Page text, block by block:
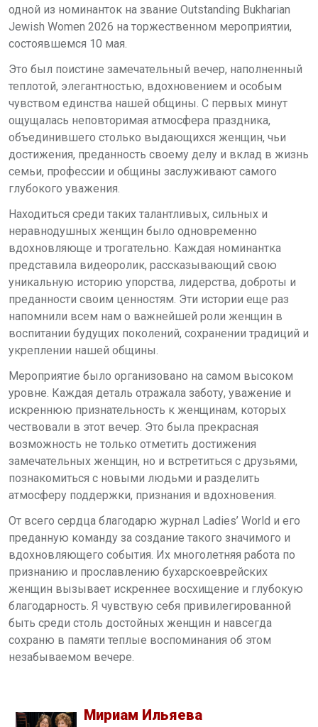
одной из номинанток на звание Outstanding Bukharian
Jewish Women 2026 на торжественном мероприятии,
состоявшемся 10 мая.
Это был поистине замечательный вечер, наполненный
теплотой, элегантностью, вдохновением и особым
чувством единства нашей общины. С первых минут
ощущалась неповторимая атмосфера праздника,
объединившего столько выдающихся женщин, чьи
достижения, преданность своему делу и вклад в жизнь
семьи, профессии и общины заслуживают самого
глубокого уважения.
Находиться среди таких талантливых, сильных и
неравнодушных женщин было одновременно
вдохновляюще и трогательно. Каждая номинантка
представила видеоролик, рассказывающий свою
уникальную историю упорства, лидерства, доброты и
преданности своим ценностям. Эти истории еще раз
напомнили всем нам о важнейшей роли женщин в
воспитании будущих поколений, сохранении традиций и
укреплении нашей общины.
Мероприятие было организовано на самом высоком
уровне. Каждая деталь отражала заботу, уважение и
искреннюю признательность к женщинам, которых
чествовали в этот вечер. Это была прекрасная
возможность не только отметить достижения
замечательных женщин, но и встретиться с друзьями,
познакомиться с новыми людьми и разделить
атмосферу поддержки, признания и вдохновения.
От всего сердца благодарю журнал Ladies’ World и его
преданную команду за создание такого значимого и
вдохновляющего события. Их многолетняя работа по
признанию и прославлению бухарскоеврейских
женщин вызывает искреннее восхищение и глубокую
благодарность. Я чувствую себя привилегированной
быть среди столь достойных женщин и навсегда
сохраню в памяти теплые воспоминания об этом
незабываемом вечере.
Мириам Ильяева